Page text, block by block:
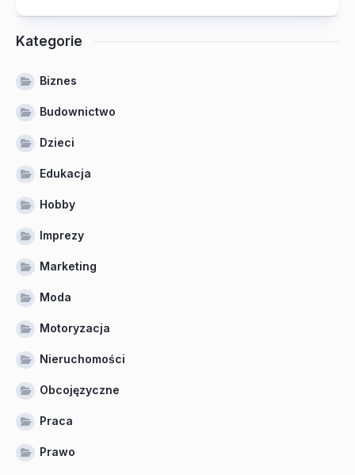
Kategorie
Biznes
Budownictwo
Dzieci
Edukacja
Hobby
Imprezy
Marketing
Moda
Motoryzacja
Nieruchomości
Obcojęzyczne
Praca
Prawo